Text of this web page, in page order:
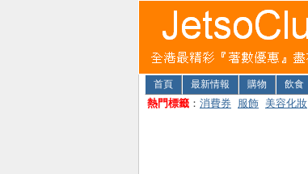
首頁 最新情報 購物 飲食
熱門標籤 ： 消費券 服飾 美容化妝